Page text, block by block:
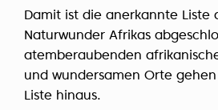
Damit ist die anerkannte Liste
Naturwunder Afrikas
atemberaubenden
und wundersamen Orte
Liste hinaus.